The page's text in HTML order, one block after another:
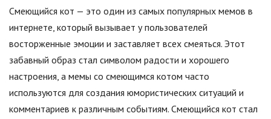
Смеющийся кот — это один из самых популярных мемов в
интернете, который вызывает у пользователей
восторженные эмоции и заставляет всех смеяться. Этот
забавный образ стал символом радости и хорошего
настроения, а мемы со смеющимся котом часто
используются для создания юмористических ситуаций и
комментариев к различным событиям. Смеющийся кот стал